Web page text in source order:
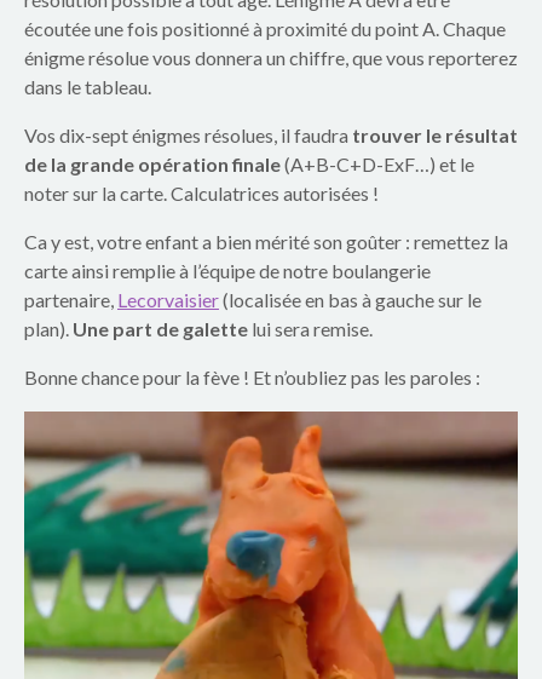
e
s
c
o
l
a
i
r
e
S
i
m
o
écoutée une fois positionné à proximité du point A. Chaque
énigme résolue vous donnera un chiffre, que vous reporterez
dans le tableau.
Vos dix-sept énigmes résolues, il faudra trouver le résultat
de la grande opération finale(A+B-C+D-ExF…) et le
noter sur la carte. Calculatrices autorisées !
Ca y est, votre enfant a bien mérité son goûter : remettez la
carte ainsi remplie à l’équipe de notre boulangerie
partenaire, Lecorvaisier(localisée en bas à gauche sur le
plan). Une part de galette lui sera remise.
Bonne chance pour la fève ! Et n’oubliez pas les paroles :